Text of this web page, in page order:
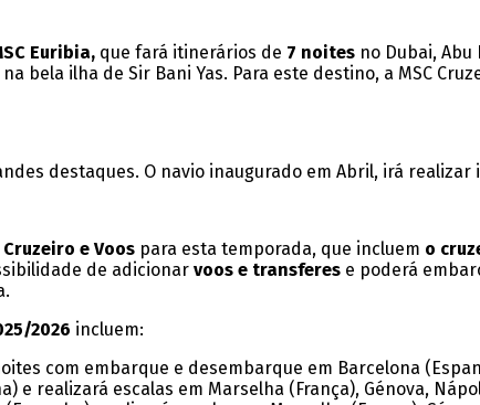
Euribia,que fará itinerários de 7 noitesno Dubai, Abu
bela ilha de Sir Bani Yas. Para este destino, a MSC
destaques. O navio inaugurado em Abril, irá realizar
e Voospara esta temporada, que incluem o
de adicionar voos e transferese poderá
2026 incluem:
com embarque e desembarque em Barcelona
e realizará escalas em Marselha (França), Génova,